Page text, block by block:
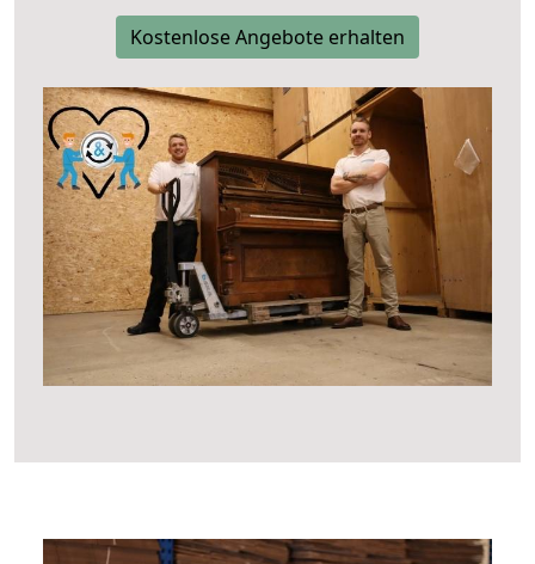
Kostenlose Angebote erhalten